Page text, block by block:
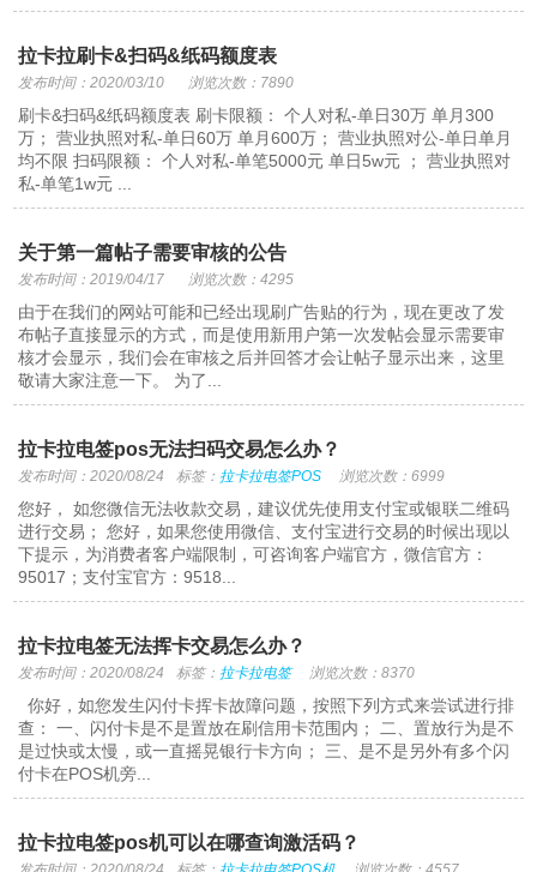
拉卡拉刷卡&扫码&纸码额度表
发布时间：2020/03/10 浏览次数：7890
刷卡&扫码&纸码额度表 刷卡限额： 个人对私-单日30万 单月300
万； 营业执照对私-单日60万 单月600万； 营业执照对公-单日单月
均不限 扫码限额： 个人对私-单笔5000元 单日5w元 ； 营业执照对
私-单笔1w元 ...
关于第一篇帖子需要审核的公告
发布时间：2019/04/17 浏览次数：4295
由于在我们的网站可能和已经出现刷广告贴的行为，现在更改了发
布帖子直接显示的方式，而是使用新用户第一次发帖会显示需要审
核才会显示，我们会在审核之后并回答才会让帖子显示出来，这里
敬请大家注意一下。 为了...
拉卡拉电签pos无法扫码交易怎么办？
发布时间：2020/08/24 标签： 拉卡拉电签POS 浏览次数：6999
您好， 如您微信无法收款交易，建议优先使用支付宝或银联二维码
进行交易； 您好，如果您使用微信、支付宝进行交易的时候出现以
下提示，为消费者客户端限制，可咨询客户端官方，微信官方：
95017；支付宝官方：9518...
拉卡拉电签无法挥卡交易怎么办？
发布时间：2020/08/24 标签： 拉卡拉电签 浏览次数：8370
你好，如您发生闪付卡挥卡故障问题，按照下列方式来尝试进行排
查： 一、闪付卡是不是置放在刷信用卡范围内； 二、置放行为是不
是过快或太慢，或一直摇晃银行卡方向； 三、是不是另外有多个闪
付卡在POS机旁...
拉卡拉电签pos机可以在哪查询激活码？